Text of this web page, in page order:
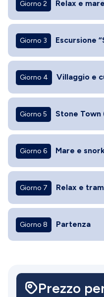
Giorno 2 Relax e mare
Giorno 3 Escursione
Giorno 4 Villaggio e
Giorno 5 Stone
Giorno 6 Mare e
Giorno 7 Relax e
Giorno 8 Partenza
Prezzo